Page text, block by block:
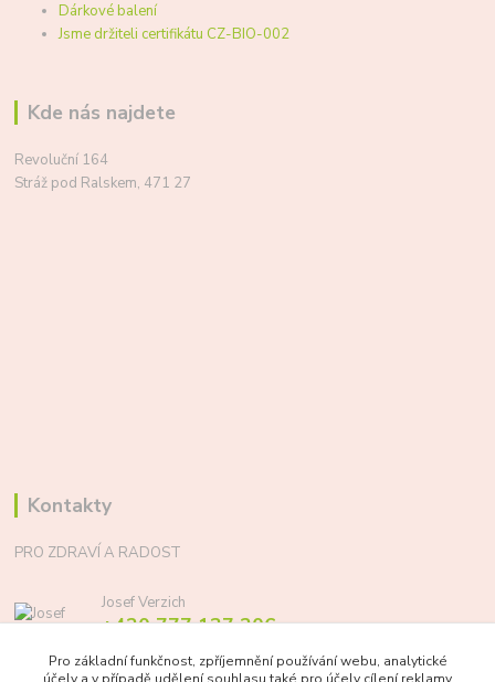
Dárkové balení
Jsme držiteli certifikátu CZ-BIO-002
Kde nás najdete
Revoluční 164
Stráž pod Ralskem, 471 27
Kontakty
PRO ZDRAVÍ A RADOST
Josef Verzich
+420 777 137 206
Pro základní funkčnost, zpříjemnění používání webu, analytické